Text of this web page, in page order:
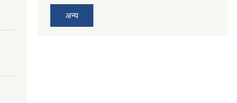
अन्य